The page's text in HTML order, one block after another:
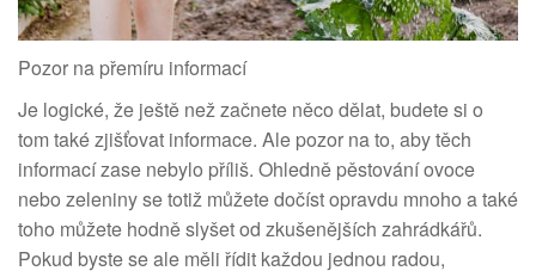
Pozor na přemíru informací
Je logické, že ještě než začnete něco dělat, budete si o
tom také zjišťovat informace. Ale pozor na to, aby těch
informací zase nebylo příliš. Ohledně pěstování ovoce
nebo zeleniny se totiž můžete dočíst opravdu mnoho a také
toho můžete hodně slyšet od zkušenějších zahrádkářů.
Pokud byste se ale měli řídit každou jednou radou,